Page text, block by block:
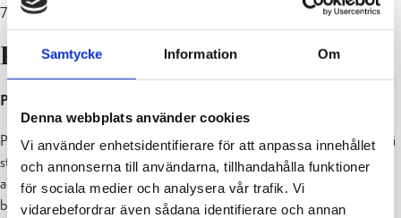
Samtycke Information Om
Denna webbplats använder cookies
Vi använder enhetsidentifierare för att anpassa innehållet
och annonserna till användarna, tillhandahålla funktioner
för sociala medier och analysera vår trafik. Vi
vidarebefordrar även sådana identifierare och annan
7-års ålder.
KLAVERINSTRUMENT
Piano
Pianot är ett tangentinstrument där det man kallar för hamrar slår på
strängar. Man kan spela piano ensam, i grupp och man kan
ackompanjera andra instrument. Man kan spela musik i olika stilar,
både lätt och klassiskt. Spellektionerna kan inledas redan före